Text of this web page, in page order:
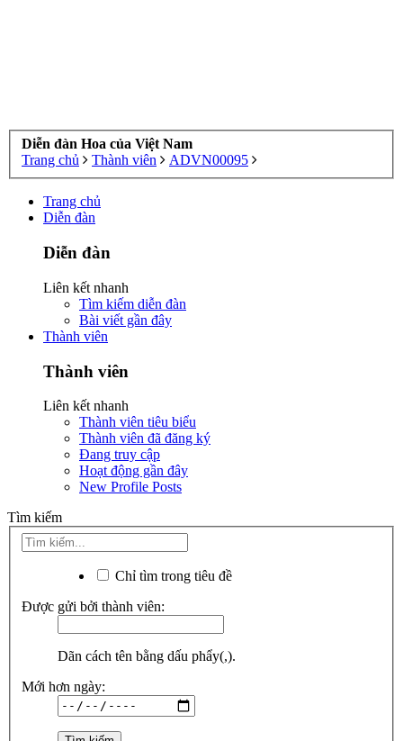
Diễn đàn Hoa của Việt Nam
Trang chủ
Thành viên ADVN00095
Trang chủ
Diễn đàn
Diễn đàn
Liên kết nhanh
Tìm kiếm diễn đàn
Bài viết gần đây
Thành viên
Thành viên
Liên kết nhanh
Thành viên tiêu biểu
Thành viên đã đăng ký
Đang truy cập
Hoạt động gần đây
New Profile Posts
Tìm kiếm
Chỉ tìm trong tiêu đề
Được gửi bởi thành viên:
Dãn cách tên bằng dấu phẩy(,).
Mới hơn ngày: